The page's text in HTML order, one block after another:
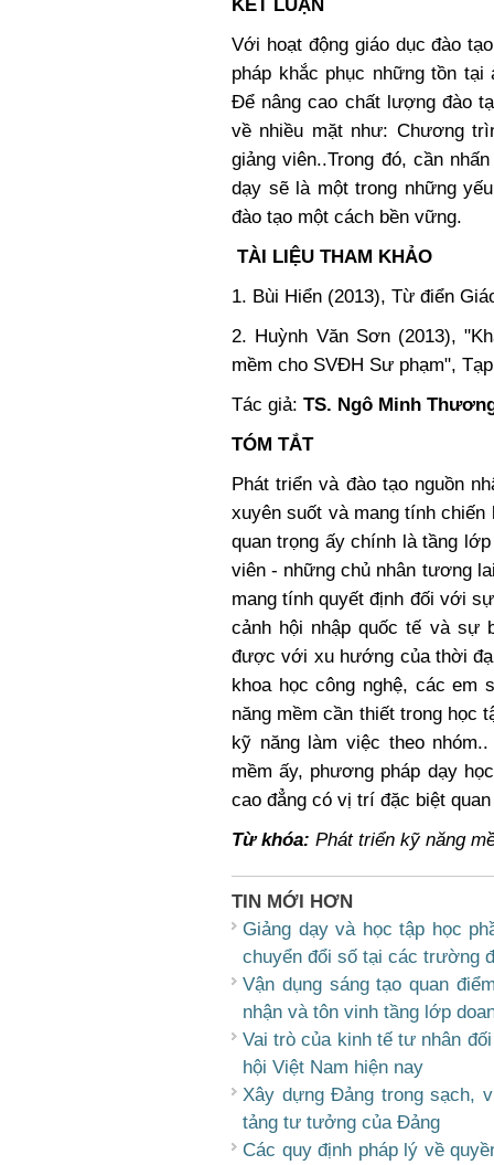
KẾT LUẬN
Với hoạt động giáo dục đào
pháp khắc phục những tồn
Để nâng cao chất lượng đào
về nhiều mặt như: Chương
giảng viên..Trong đó, cần
dạy sẽ là một trong những
đào tạo một cách bền vững.
TÀI LIỆU THAM KHẢO
1. Bùi Hiển (2013), Từ điển
2. Huỳnh Văn Sơn (2013),
mềm cho SVĐH Sư phạm",
Tác giả: TS. Ngô Minh
TÓM TẮT
Phát triển và đào tạo nguồn
xuyên suốt và mang tính
quan trọng ấy chính là tầng
viên - những chủ nhân tương
mang tính quyết định đối với
cảnh hội nhập quốc tế và sự
được với xu hướng của thời
khoa học công nghệ, các em
năng mềm cần thiết trong học
kỹ năng làm việc theo
mềm ấy, phương pháp dạy
cao đẳng có vị trí đặc biệt
Từ khóa: Phát triển kỹ năng
TIN MỚI HƠN
Giảng dạy và học tập học
chuyển đổi số tại các trường
Vận dụng sáng tạo quan
nhận và tôn vinh tầng lớp
Vai trò của kinh tế tư nhân
hội Việt Nam hiện nay
Xây dựng Đảng trong sạch,
tảng tư tưởng của Đảng
Các quy định pháp lý về